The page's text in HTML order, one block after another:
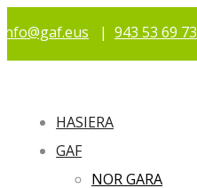
info@gaf.eus | 943 53 69 73
HASIERA
GAF
NOR GARA